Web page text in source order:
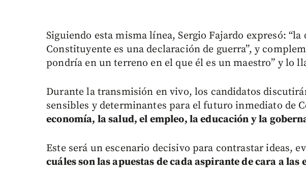
Siguiendo esta misma línea, Sergio Fajardo expresó:
Constituyente es una declaración de guerra”, y
pondría en un terreno en el que él es un maestro” y lo
Durante la transmisión en vivo, los candidatos
sensibles y determinantes para el futuro inmediato de
economía, la salud, el empleo, la educación y la
Este será un escenario decisivo para contrastar ideas,
cuáles son las apuestas de cada aspirante de cara a las